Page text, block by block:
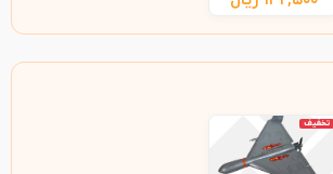
تخفیف